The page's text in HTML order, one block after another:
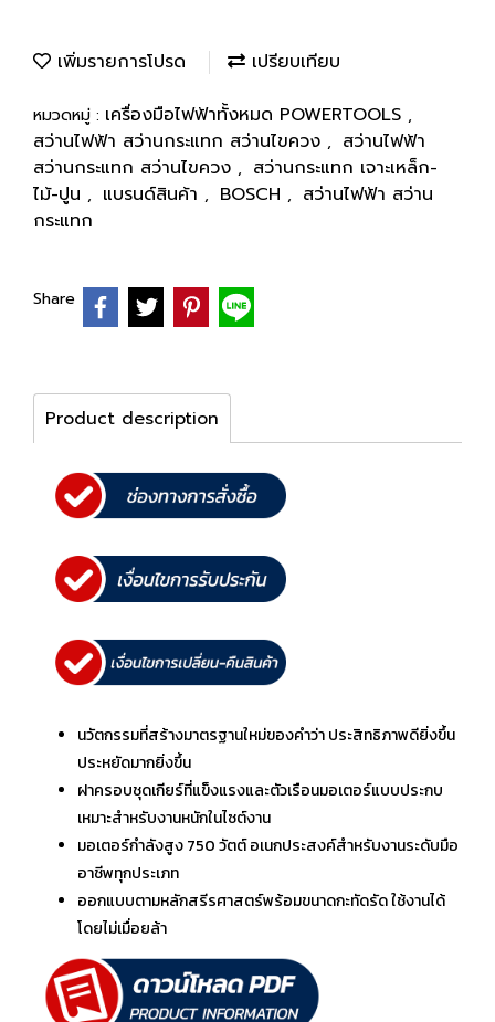
เพิ่มรายการโปรด เปรียบเทียบ
หมวดหมู่ : เครื่องมือไฟฟ้าทั้งหมด POWERTOOLS ,
สว่านไฟฟ้า สว่านกระแทก สว่านไขควง , สว่านไฟฟ้า
สว่านกระแทก สว่านไขควง , สว่านกระแทก เจาะเหล็ก-
ไม้-ปูน , แบรนด์สินค้า , BOSCH , สว่านไฟฟ้า สว่าน
กระแทก
Share
Product description
นวัตกรรมที่สร้างมาตรฐานใหม่ของคำว่า ประสิทธิภาพดียิ่งขึ้น
ประหยัดมากยิ่งขึ้น
ฝาครอบชุดเกียร์ที่แข็งแรงและตัวเรือนมอเตอร์แบบประกบ
เหมาะสำหรับงานหนักในไซต์งาน
มอเตอร์กำลังสูง 750 วัตต์ อเนกประสงค์สำหรับงานระดับมือ
อาชีพทุกประเภท
ออกแบบตามหลักสรีรศาสตร์พร้อมขนาดกะทัดรัด ใช้งานได้
โดยไม่เมื่อยล้า